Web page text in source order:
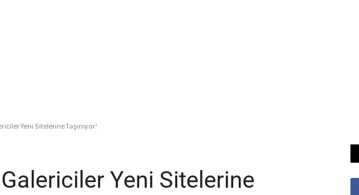
Yeni Sitelerine Taşınıyor!
Galericiler Yeni Sitelerine